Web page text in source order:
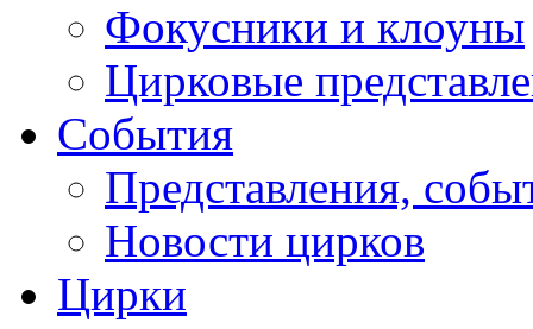
Фокусники и клоуны
Цирковые
События
Представления,
Новости цирков
Цирки